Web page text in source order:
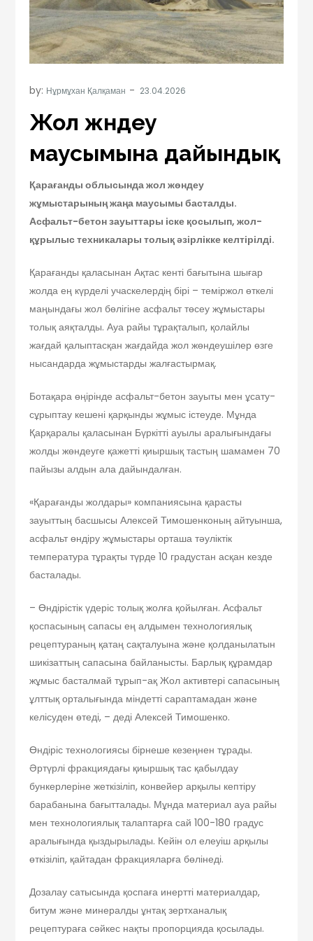
by: Нұрмұхан Қалқаман
Жол жөндеу
маусымына дайындық
Қарағанды облысында жол жөндеу
жұмыстарының жаңа маусымы басталды.
Асфальт-бетон зауыттары іске қосылып, жол-
құрылыс техникалары толық әзірлікке келтірілді.
Қарағанды қаласынан Ақтас кенті бағытына шығар
жолда ең күрделі учаскелердің бірі – теміржол өткелі
маңындағы жол бөлігіне асфальт төсеу жұмыстары
толық аяқталды. Ауа райы тұрақталып, қолайлы
жағдай қалыптасқан жағдайда жол жөндеушілер өзге
нысандарда жұмыстарды жалғастырмақ.
Ботақара өңірінде асфальт-бетон зауыты мен ұсату-
сұрыптау кешені қарқынды жұмыс істеуде. Мұнда
Қарқаралы қаласынан Бүркітті ауылы аралығындағы
жолды жөндеуге қажетті қиыршық тастың шамамен 70
пайызы алдын ала дайындалған.
«Қарағанды жолдары» компаниясына қарасты
зауыттың басшысы Алексей Тимошенконың айтуынша,
асфальт өндіру жұмыстары орташа тәуліктік
температура тұрақты түрде 10 градустан асқан кезде
басталады.
– Өндірістік үдеріс толық жолға қойылған. Асфальт
қоспасының сапасы ең алдымен технологиялық
рецептураның қатаң сақталуына және қолданылатын
шикізаттың сапасына байланысты. Барлық құрамдар
жұмыс басталмай тұрып-ақ Жол активтері сапасының
ұлттық орталығында міндетті сараптамадан және
келісуден өтеді, – деді Алексей Тимошенко.
Өндіріс технологиясы бірнеше кезеңнен тұрады.
Әртүрлі фракциядағы қиыршық тас қабылдау
бункерлеріне жеткізіліп, конвейер арқылы кептіру
барабанына бағытталады. Мұнда материал ауа райы
мен технологиялық талаптарға сай 100-180 градус
аралығында қыздырылады. Кейін ол елеуіш арқылы
өткізіліп, қайтадан фракцияларға бөлінеді.
Дозалау сатысында қоспаға инертті материалдар,
битум және минералды ұнтақ зертханалық
рецептураға сәйкес нақты пропорцияда қосылады.